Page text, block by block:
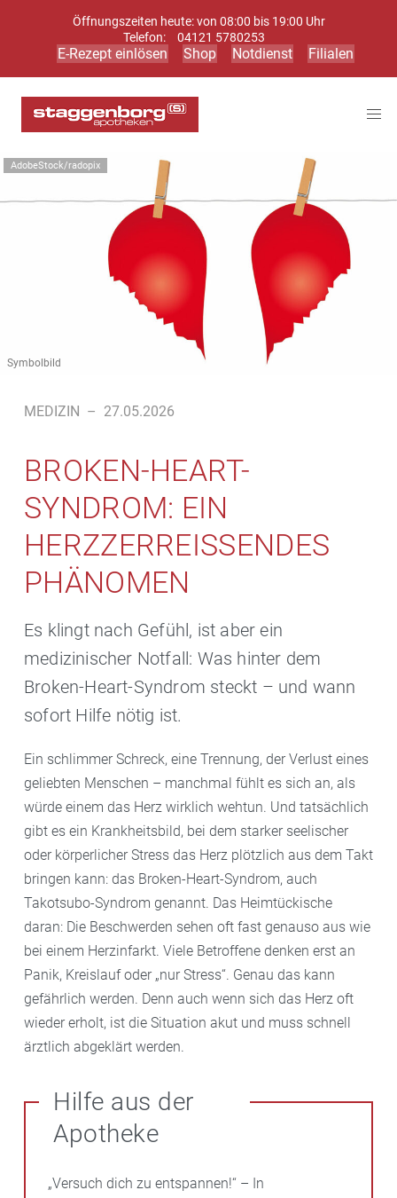
Öffnungszeiten heute: von 08:00 bis 19:00 Uhr
Telefon:
04121 5780253
E-Rezept einlösen Shop Notdienst Filialen
AdobeStock/radopix
Symbolbild
MEDIZIN – 27.05.2026
BROKEN-HEART-
SYNDROM: EIN
HERZZERREISSENDES P
HÄNOMEN
Es klingt nach Gefühl, ist aber ein
medizinischer Notfall: Was hinter dem
Broken-Heart-Syndrom steckt – und wann
sofort Hilfe nötig ist.
Ein schlimmer Schreck, eine Trennung, der Verlust eines
geliebten Menschen – manchmal fühlt es sich an, als
würde einem das Herz wirklich wehtun. Und tatsächlich
gibt es ein Krankheitsbild, bei dem starker seelischer
oder körperlicher Stress das Herz plötzlich aus dem Takt
bringen kann: das Broken-Heart-Syndrom, auch
Takotsubo-Syndrom genannt. Das Heimtückische
daran: Die Beschwerden sehen oft fast genauso aus wie
bei einem Herzinfarkt. Viele Betroffene denken erst an
Panik, Kreislauf oder „nur Stress“. Genau das kann
gefährlich werden. Denn auch wenn sich das Herz oft
wieder erholt, ist die Situation akut und muss schnell
ärztlich abgeklärt werden.
Hilfe aus der
Apotheke
„Versuch dich zu entspannen!“ – In